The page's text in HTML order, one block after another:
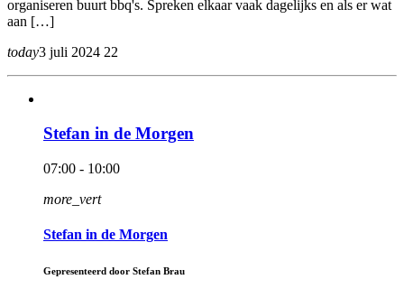
organiseren buurt bbq's. Spreken elkaar vaak dagelijks en als er wat
aan […]
today3 juli 2024 22
Stefan in de Morgen
07:00 - 10:00
more_vert
Stefan in de Morgen
Gepresenteerd door Stefan Brau